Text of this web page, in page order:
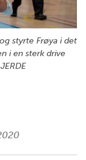
styrte Frøya i det
i en sterk drive